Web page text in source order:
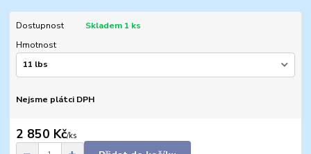
Dostupnost
Skladem 1 ks
Hmotnost
Nejsme plátci DPH
2 850 Kč/ks